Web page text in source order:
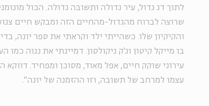
לתוך דג גדול, עיר גדולה ותשובה גדולה. הכול
שרוצה לברוח מהגדול-מהחיים הזה ומבקש חיים
והקיקיון שלו. כשהייתי ילד וקראתי את ספר יונה,
בו מייקל קיטון וג'ק ניקולסון. דמיינתי את ננוה
עירוני שוקק חיים, אפל מאוד, מסוכן ומפחיד.
עצמו למרחב של תשובה, וזו ההזמנה של יונה".